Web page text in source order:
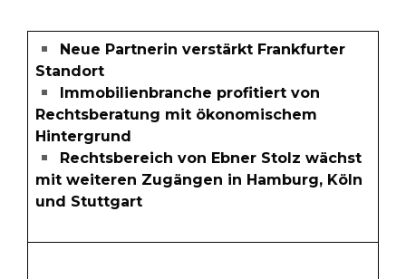
Neue Partnerin verstärkt Frankfurter
Standort
Immobilienbranche profitiert von
Rechtsberatung mit ökonomischem
Hintergrund
Rechtsbereich von Ebner Stolz wächst
mit weiteren Zugängen in Hamburg, Köln
und Stuttgart